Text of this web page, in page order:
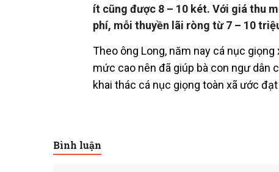
ít cũng được 8 – 10 két. Với giá thu
phí, mỗi thuyền lãi ròng từ 7 – 10
Theo ông Long, năm nay cá nục
mức cao nên đã giúp bà con ngư dân
khai thác cá nục giọng toàn xã ước
Bình luận